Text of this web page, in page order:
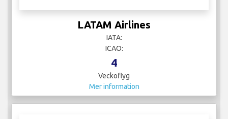
LATAM Airlines
IATA:
ICAO:
4
Veckoflyg
Mer information